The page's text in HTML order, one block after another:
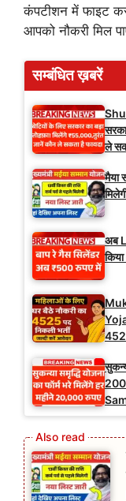
कंपटीशन में फाइट
आपको नौकरी मिल
सम्बंधित ख़बरें
ले
मैया
अब